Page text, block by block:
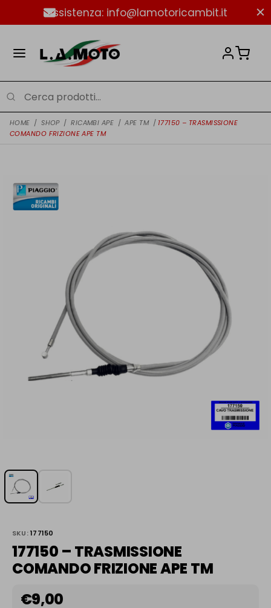
Assistenza: info@lamotoricambit.it
HOME / SHOP / RICAMBI APE / APE TM / 177150 – TRASMISSIONE
COMANDO FRIZIONE APE TM
SKU: 177150
177150 – TRASMISSIONE
COMANDO FRIZIONE APE TM
€9,00